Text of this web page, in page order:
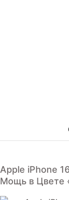
Apple iPhone
Мощь в Цвете